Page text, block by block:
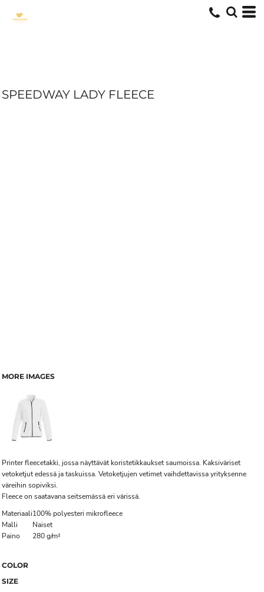
SPEEDWAY LADY FLEECE
MORE IMAGES
Printer fleecetakki, jossa näyttävät koristetikkaukset saumoissa. Kaksiväriset
vetoketjut edessä ja taskuissa. Vetoketjujen vetimet vaihdettavissa yrityksenne
väreihin sopiviksi.
Fleece on saatavana seitsemässä eri värissä.
Materiaali100% polyesteri mikrofleece
Malli
Naiset
Paino
280 g/m²
COLOR
SIZE